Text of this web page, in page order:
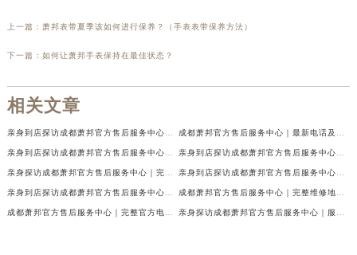
上一篇： 萧邦表带夏季该如何进行保养？（手表表带保养方法）
下一篇： 如何让萧邦手表保持在最佳状态？
相关文章